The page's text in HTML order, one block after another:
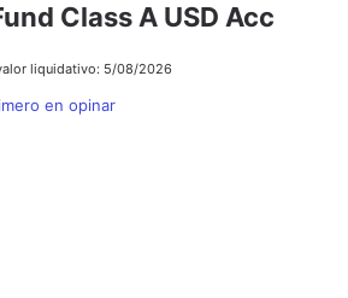
Class A USD Acc
liquidativo: 5/08/2026
en opinar